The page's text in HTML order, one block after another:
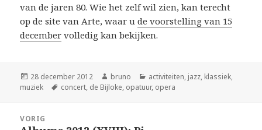
van de jaren 80. Wie het zelf wil zien, kan terecht
op de site van Arte, waar ude voorstelling van 15
december volledig kan bekijken.
Geplaatst
op
28 december 2012 Auteur
bruno Categorieën
activiteiten, jazz, klassiek,
muziek
Tags
concert, de Bijloke, opatuur, opera
navigatie
VORIG